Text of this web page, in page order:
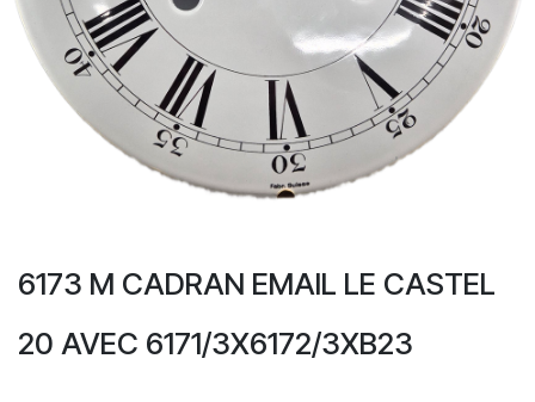
6173 M CADRAN EMAIL LE CASTEL
20 AVEC 6171/3X6172/3XB23